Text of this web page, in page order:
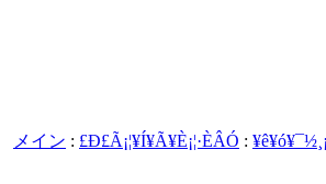
メイン : £Ð£Ã¡¦¥Í¥Ã¥È¡¦·ÈÂÓ :